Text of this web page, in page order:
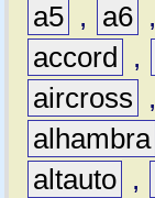
a5 , a6 ,
accord
,
aircross
,
alhambra
altauto ,